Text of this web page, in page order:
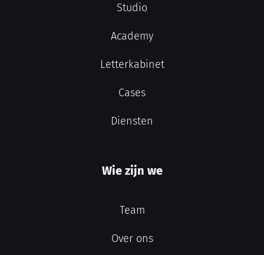
Studio
Academy
Letterkabinet
Cases
Diensten
Wie zijn we
Team
Over ons